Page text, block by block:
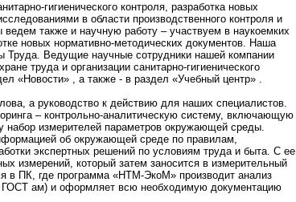
гигиенического контроля, разработка новых
в области производственного контроля и
также и научную работу – участвуем в наукоемких
новых нормативно-методических документов. Наша
Труда. Ведущие научные сотрудники нашей компании
труда и организации санитарно-гигиенического
«Новости» , а также - в раздел «Учебный центр» .
а руководство к действию для наших специалистов.
– контрольно-аналитическую систему, включающую
измерителей параметров окружающей среды.
об окружающей среде по правилам,
экспертных решений по условиям труда и быта. С ее
измерений, который затем заносится в измерительный
в ПК, где программа «НТМ-ЭкоМ» производит анализ
ГОСТ ам) и оформляет всю необходимую документацию